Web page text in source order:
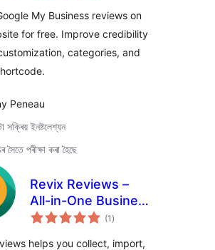
My Business reviews on
for free. Improve credibility
categories, and
Peneau
সক্ৰিয় ইনষ্টলেশ্যন
পৰীক্ষা কৰা হৈছে
Revix Reviews –
All-in-One Business
Review Manager
(1 টা
মুঠ)
helps you collect, import,